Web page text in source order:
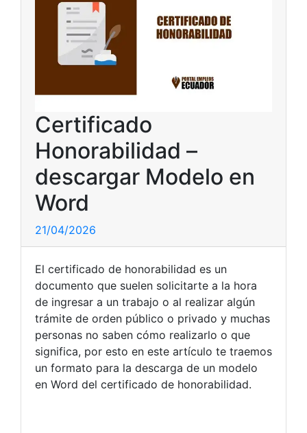
Certificado
Honorabilidad –
descargar Modelo en
Word
21/04/2026
El certificado de honorabilidad es un
documento que suelen solicitarte a la hora
de ingresar a un trabajo o al realizar algún
trámite de orden público o privado y muchas
personas no saben cómo realizarlo o que
significa, por esto en este artículo te traemos
un formato para la descarga de un modelo
en Word del certificado de honorabilidad.